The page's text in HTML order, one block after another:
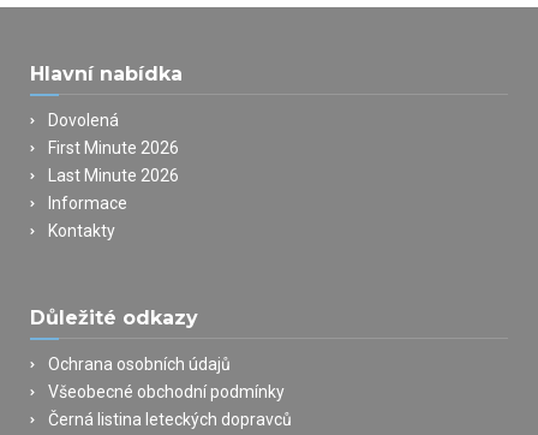
Hlavní nabídka
Dovolená
First Minute 2026
Last Minute 2026
Informace
Kontakty
Důležité odkazy
Ochrana osobních údajů
Všeobecné obchodní podmínky
Černá listina leteckých dopravců